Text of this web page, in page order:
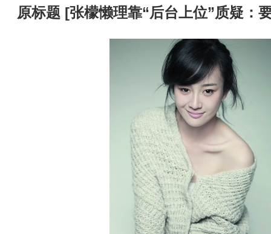
原标题 [张檬懒理靠“后台上位”质疑：